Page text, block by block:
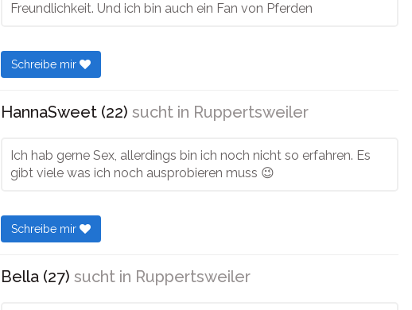
Freundlichkeit. Und ich bin auch ein Fan von Pferden
Schreibe mir
HannaSweet (22) sucht in Ruppertsweiler
Ich hab gerne Sex, allerdings bin ich noch nicht so erfahren. Es
gibt viele was ich noch ausprobieren muss 😉
Schreibe mir
Bella (27) sucht in Ruppertsweiler